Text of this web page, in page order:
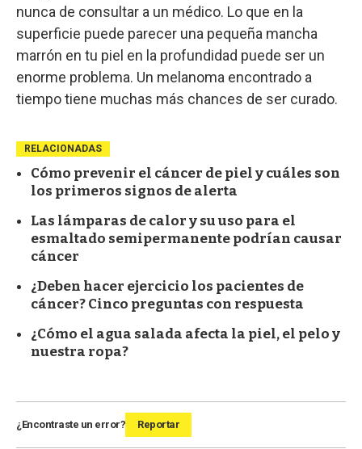
nunca de consultar a un médico. Lo que en la
superficie puede parecer una pequeña mancha
marrón en tu piel en la profundidad puede ser un
enorme problema. Un melanoma encontrado a
tiempo tiene muchas más chances de ser curado.
RELACIONADAS
Cómo prevenir el cáncer de piel y cuáles son
los primeros signos de alerta
Las lámparas de calor y su uso para el
esmaltado semipermanente podrían causar
cáncer
¿Deben hacer ejercicio los pacientes de
cáncer? Cinco preguntas con respuesta
¿Cómo el agua salada afecta la piel, el pelo y
nuestra ropa?
¿Encontraste un error? Reportar